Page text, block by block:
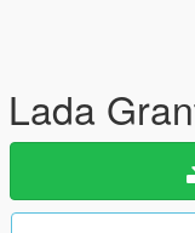
Lada